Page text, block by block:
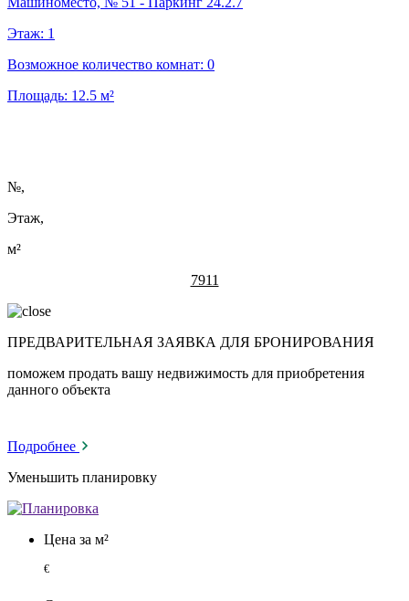
Этаж: 1
Возможное количество комнат: 0
Площадь: 12.5 м²
№,
Этаж,
м²
7911
ПРЕДВАРИТЕЛЬНАЯ ЗАЯВКА ДЛЯ БРОНИРОВАНИЯ
поможем продать вашу недвижимость для приобретения
данного объекта
Подробнее
Уменьшить планировку
Цена за м²
€